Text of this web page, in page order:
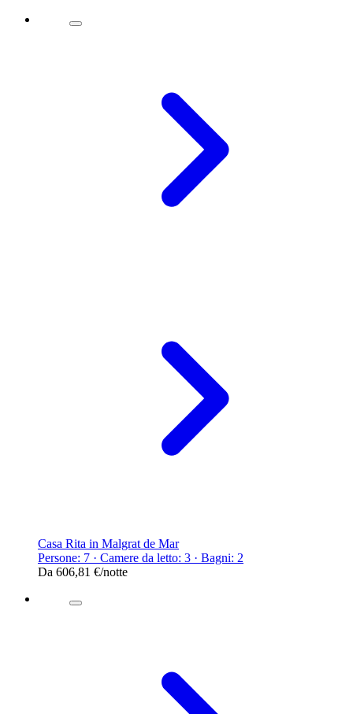
Casa Rita in Malgrat de Mar
Persone: 7 · Camere da letto: 3 · Bagni: 2
Da 606,81 €/notte